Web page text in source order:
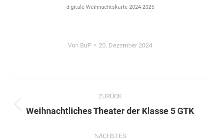
digitale Weihnachtskarte 2024-2025
Von BuP 20. Dezember 2024
ZURÜCK
Vorheriger
Weihnachtliches Theater der Klasse 5 GTK
NÄCHSTES